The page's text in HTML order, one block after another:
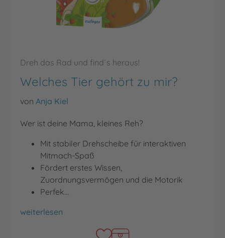
Dreh das Rad und find´s heraus!
Welches Tier gehört zu mir?
von Anja Kiel
Wer ist deine Mama, kleines Reh?
Mit stabiler Drehscheibe für interaktiven
Mitmach-Spaß
Fördert erstes Wissen,
Zuordnungsvermögen und die Motorik
Perfek…
Welches Tier gehört zu mir?
weiterlesen